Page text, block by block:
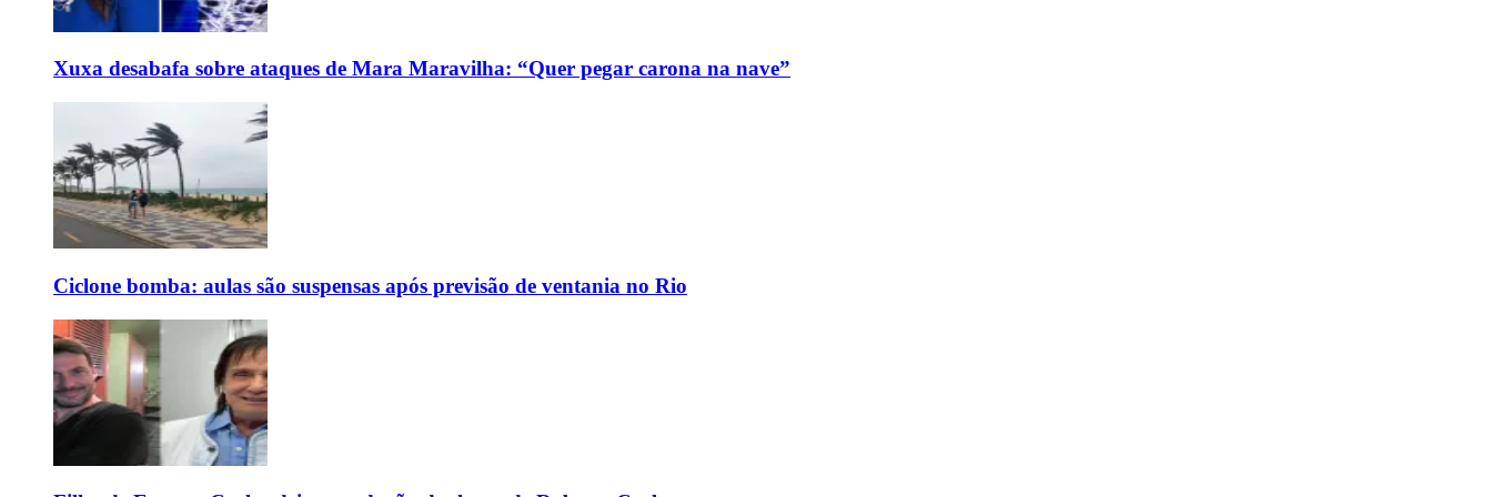
Xuxa desabafa sobre ataques de Mara Maravilha: “Quer pegar carona na nave”
Ciclone bomba: aulas são suspensas após previsão de ventania no Rio